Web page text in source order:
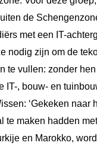
de
met een IT-
nodig zijn om de
te vullen: zonder
IT-, bouw- en
‘Gekeken naar
te maken hadden
en Marokko,